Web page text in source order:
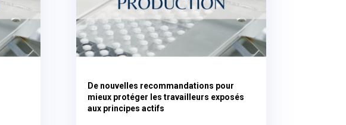
De nouvelles recommandations pour
mieux protéger les travailleurs exposés
aux principes actifs